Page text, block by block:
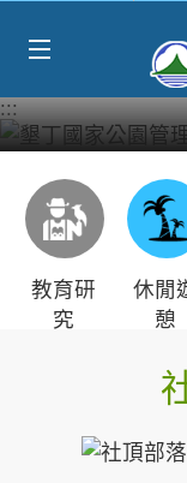
:::
教育研
究
休閒
憩